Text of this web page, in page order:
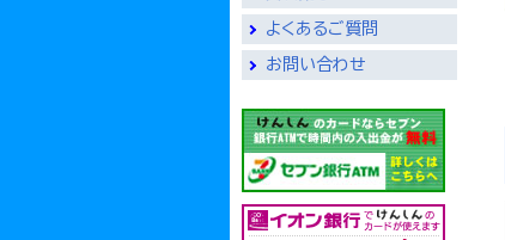
よくあるご質問
お問い合わせ